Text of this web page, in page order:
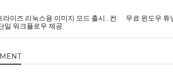
무료 윈도우 튜
라이즈 리눅스용 이미지 모드 출시...컨
일 워크플로우 제공